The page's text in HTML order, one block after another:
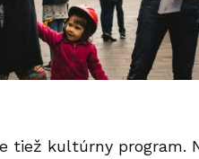
tiež kultúrny program.